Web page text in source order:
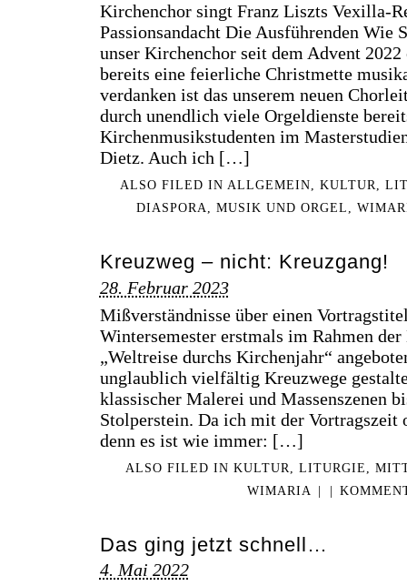
Kirchenchor singt Franz Liszts Vexilla-
Passionsandacht Die Ausführenden Wie
unser Kirchenchor seit dem Advent
bereits eine feierliche Christmette
verdanken ist das unserem neuen
durch unendlich viele Orgeldienste
Kirchenmusikstudenten im
Dietz. Auch ich […]
ALSO FILED IN ALLGEMEIN, KULTUR,
DIASPORA,MUSIK UND ORGEL,
Kreuzweg – nicht: Kreuzgang!
28. Februar 2023
Mißverständnisse über einen
Wintersemester erstmals im Rahmen
„Weltreise durchs Kirchenjahr“
unglaublich vielfältig Kreuzwege
klassischer Malerei und Massenszenen
Stolperstein. Da ich mit der Vortragszeit
denn es ist wie immer: […]
ALSO FILED IN KULTUR LITURGIE
WIMARIA
| |
Das ging jetzt schnell…
4. Mai 2022